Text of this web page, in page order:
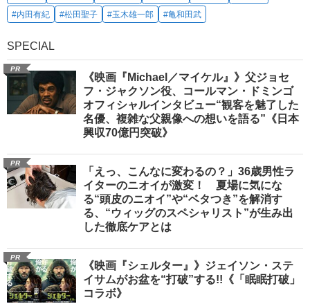
#内田有紀
#松田聖子 #玉木雄一郎 #亀和田武
SPECIAL
PR
《映画『Michael／マイケル』》父ジョセ
フ・ジャクソン役、コールマン・ドミンゴ
オフィシャルインタビュー“観客を魅了した
名優、複雑な父親像への想いを語る”《日本
興収70億円突破》
PR
「えっ、こんなに変わるの？」36歳男性ラ
イターのニオイが激変！ 夏場に気にな
る“頭皮のニオイ”や“ベタつき”を解消す
る、“ウィッグのスペシャリスト”が生み出
した徹底ケアとは
PR
《映画『シェルター』》ジェイソン・ステ
イサムがお盆を“打破”する!!《「眠眠打破」
コラボ》